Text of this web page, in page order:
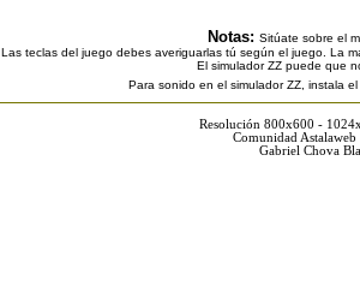
Notas: Sitúate sobre el
Las teclas del juego debes averiguarlas tú según el juego. La
El simulador ZZ puede que
Para sonido en el simulador ZZ, instala
Resolución 800x600 -
Comunidad
Gabriel Chova